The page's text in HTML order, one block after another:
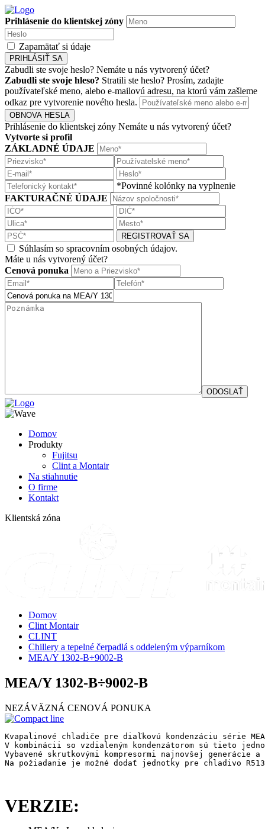
Prihlásenie do klientskej zóny
Zapamätať si údaje
PRIHLÁSIŤ SA
Zabudli ste svoje heslo? Nemáte u nás vytvorený účet?
Zabudli ste svoje hleso? Stratili ste heslo? Prosím, zadajte
používateľské meno, alebo e-mailovú adresu, na ktorú vám zašleme
odkaz pre vytvorenie nového hesla.
OBNOVA HESLA
Prihlásenie do klientskej zóny Nemáte u nás vytvorený účet?
Vytvorte si profil
ZÁKLADNÉ ÚDAJE
*Povinné kolónky na vyplnenie
FAKTURAČNÉ ÚDAJE
REGISTROVAŤ SA
Súhlasím so spracovním osobných údajov.
Máte u nás vytvorený účet?
Cenová ponuka
Domov
Produkty
Fujitsu
Clint a Montair
Na stiahnutie
O firme
Kontakt
Klientská zóna
Domov
Clint Montair
CLINT
Chillery a tepelné čerpadlá s oddeleným výparníkom
MEA/Y 1302-B÷9002-B
MEA/Y 1302-B÷9002-B
NEZÁVÄZNÁ CENOVÁ PONUKA
Kvapalinové chladiče pre diaľkovú kondenzáciu série
V kombinácii so vzdialeným kondenzátorom sú tieto
Vybavené skrutkovými kompresormi najnovšej
Na požiadanie je možné dodať jednotky pre chladivo
VERZIE: